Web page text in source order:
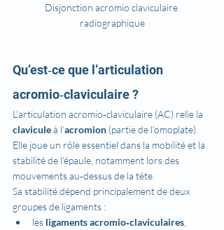
Disjonction acromio claviculaire
radiographique
Qu’est‑ce que l’articulation
acromio‑claviculaire ?
L’articulation acromio‑claviculaire (AC) relie la
clavicule à l’acromion (partie de l’omoplate).
Elle joue un rôle essentiel dans la mobilité et la
stabilité de l’épaule, notamment lors des
mouvements au‑dessus de la tête.
Sa stabilité dépend principalement de deux
groupes de ligaments :
les ligaments acromio‑claviculaires